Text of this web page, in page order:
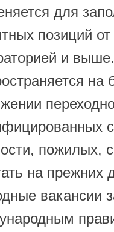
для
позиций
и
на
пожилых,
на прежних
вакансии